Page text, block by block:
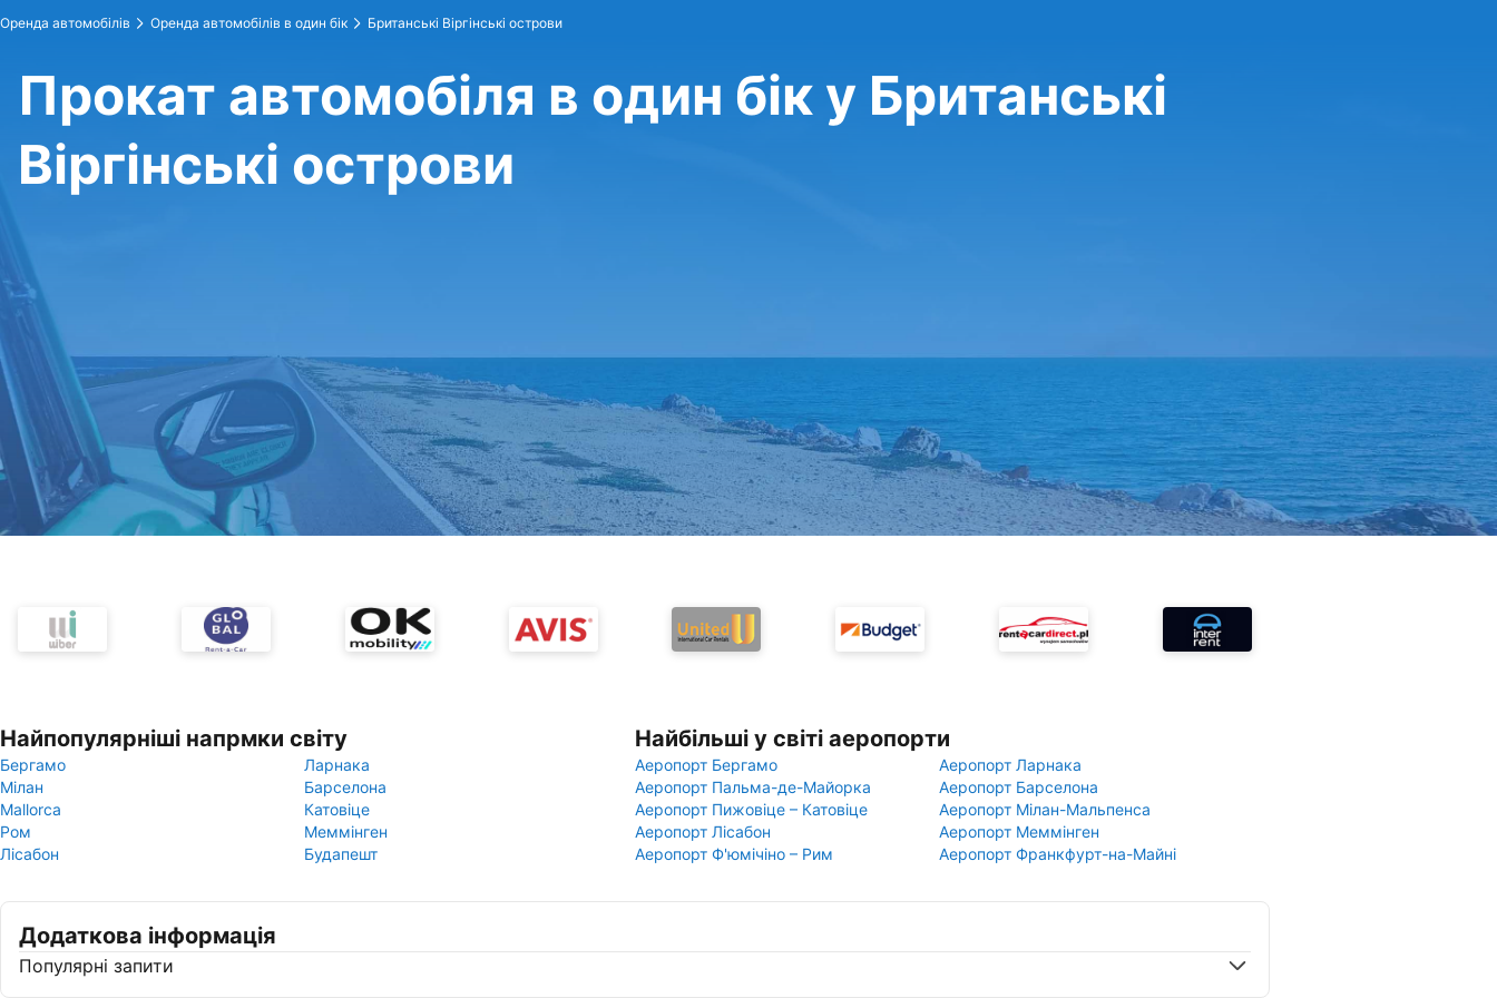
Оренда автомобілів Оренда автомобілів в один бік Британські Віргінські острови
Прокат автомобіля в один бік у Британські
Віргінські острови
Найпопулярніші напрмки світу
Бергамо
Ларнака
Мілан
Барселона
Mallorca
Катовіце
Ром
Меммінген
Лісабон
Будапешт
Найбільші у світі аеропорти
Аеропорт Бергамо
Аеропорт Ларнака
Аеропорт Пальма-де-Майорка
Аеропорт Барселона
Аеропорт Пижовіце – Катовіце
Аеропорт Мілан-Мальпенса
Аеропорт Лісабон
Аеропорт Меммінген
Аеропорт Ф'юмічіно – Рим
Аеропорт Франкфурт-на-Майні
Додаткова інформація
Популярні запити